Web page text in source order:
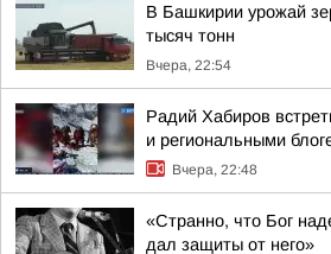
В Башкирии урожай
тысяч тонн
Вчера, 22:54
Радий Хабиров
и региональными
Вчера, 22:48
«Странно, что Бог
дал защиты от него»